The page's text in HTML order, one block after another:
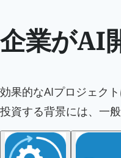
企業がAI
効果的なAIプロジェク
投資する背景には、一